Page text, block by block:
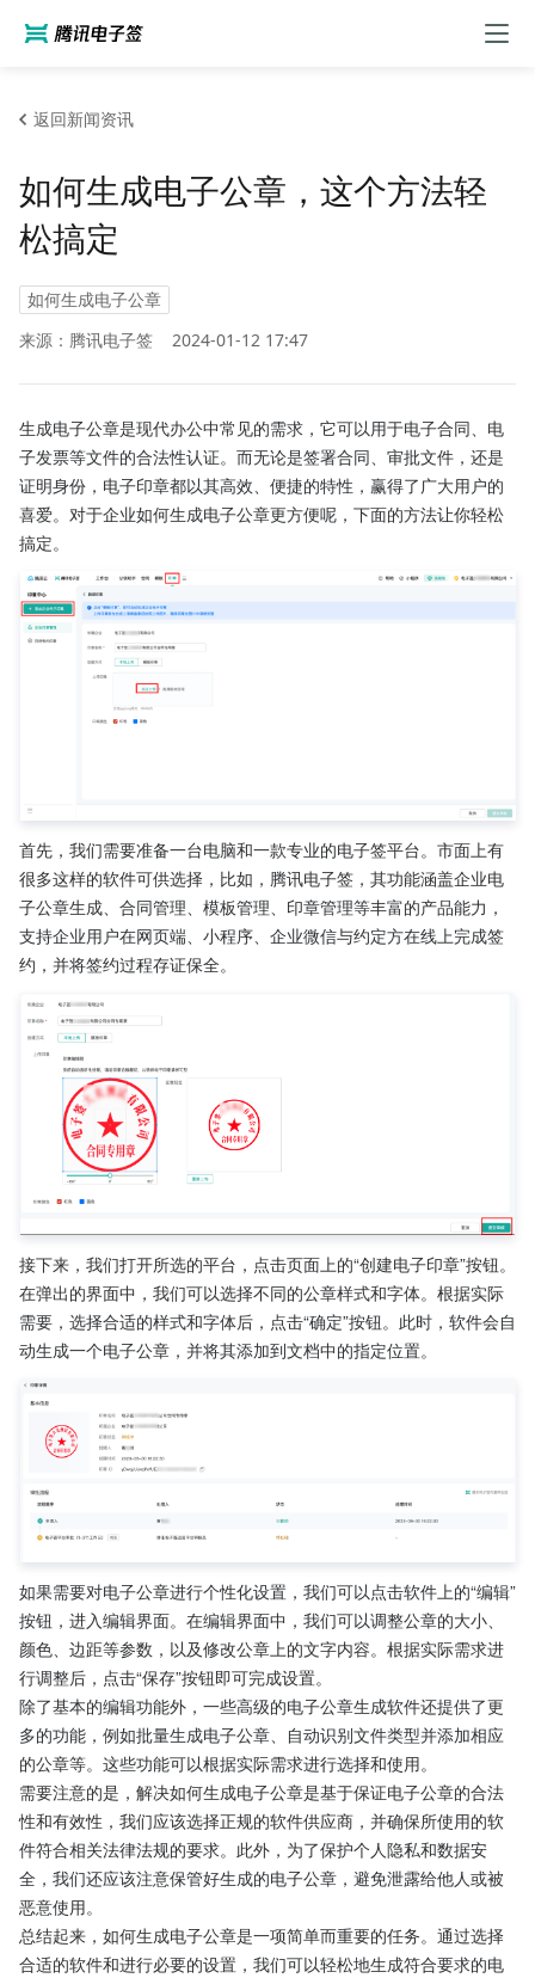
返回新闻资讯
如何生成电子公章，这个方法轻
松搞定
如何生成电子公章
来源：腾讯电子签
2024-01-12 17:47
生成电子公章是现代办公中常见的需求，它可以用于电子合同、电
子发票等文件的合法性认证。而无论是签署合同、审批文件，还是
证明身份，电子印章都以其高效、便捷的特性，赢得了广大用户的
喜爱。对于企业如何生成电子公章更方便呢，下面的方法让你轻松
搞定。
首先，我们需要准备一台电脑和一款专业的电子签平台。市面上有
很多这样的软件可供选择，比如，腾讯电子签，其功能涵盖企业电
子公章生成、合同管理、模板管理、印章管理等丰富的产品能力，
支持企业用户在网页端、小程序、企业微信与约定方在线上完成签
约，并将签约过程存证保全。
接下来，我们打开所选的平台，点击页面上的“创建电子印章”按钮。
在弹出的界面中，我们可以选择不同的公章样式和字体。根据实际
需要，选择合适的样式和字体后，点击“确定”按钮。此时，软件会自
动生成一个电子公章，并将其添加到文档中的指定位置。
如果需要对电子公章进行个性化设置，我们可以点击软件上的“编辑”
按钮，进入编辑界面。在编辑界面中，我们可以调整公章的大小、
颜色、边距等参数，以及修改公章上的文字内容。根据实际需求进
行调整后，点击“保存”按钮即可完成设置。
除了基本的编辑功能外，一些高级的电子公章生成软件还提供了更
多的功能，例如批量生成电子公章、自动识别文件类型并添加相应
的公章等。这些功能可以根据实际需求进行选择和使用。
需要注意的是，解决如何生成电子公章是基于保证电子公章的合法
性和有效性，我们应该选择正规的软件供应商，并确保所使用的软
件符合相关法律法规的要求。此外，为了保护个人隐私和数据安
全，我们还应该注意保管好生成的电子公章，避免泄露给他人或被
恶意使用。
总结起来，如何生成电子公章是一项简单而重要的任务。通过选择
合适的软件和进行必要的设置，我们可以轻松地生成符合要求的电